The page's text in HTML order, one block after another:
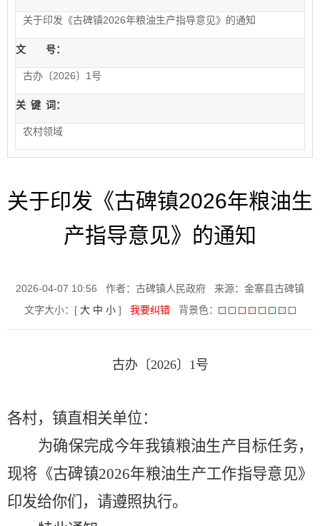
关于印发《古碑镇2026年粮油生产指导意见》的通知
文 号：
古办〔2026〕1号
关 键 词：
农村领域
关于印发《古碑镇2026年粮油生
产指导意见》的通知
2026-04-07 10:56 作者：古碑镇人民政府
来源：金寨县古碑镇
文字大小：[ 大 中 小] 我要纠错 背景色：
古办〔2026〕 1 号
各村，镇直相关单位：
为确保完成今年我镇粮油生产目标任务，
现将《古碑镇2026年粮油生产工作指导意见》
印发给你们，请遵照执行。